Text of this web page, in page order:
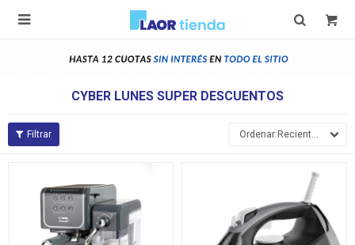

CYBER LUNES SUPER DESCUENTOS
Recientes